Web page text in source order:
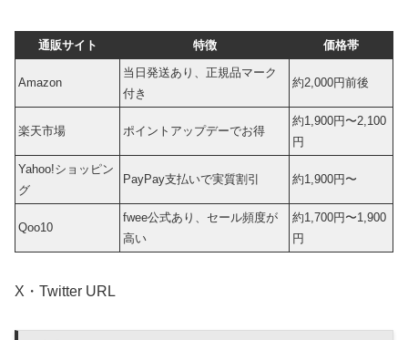
通販サイト 特徴 価格帯
Amazon
当日発送あり、正規品マーク
付き
約2,000円前後
楽天市場 ポイントアップデーでお得
約1,900円〜2,100
円
Yahoo!ショッピン
グ
PayPay支払いで実質割引 約1,900円〜
Qoo10
fwee公式あり、セール頻度が
高い
約1,700円〜1,900
円
X・Twitter URL